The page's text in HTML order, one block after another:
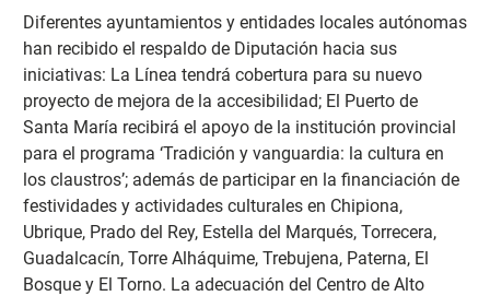
Diferentes ayuntamientos y entidades locales autónomas
han recibido el respaldo de Diputación hacia sus
iniciativas: La Línea tendrá cobertura para su nuevo
proyecto de mejora de la accesibilidad; El Puerto de
Santa María recibirá el apoyo de la institución provincial
para el programa ‘Tradición y vanguardia: la cultura en
los claustros’; además de participar en la financiación de
festividades y actividades culturales en Chipiona,
Ubrique, Prado del Rey, Estella del Marqués, Torrecera,
Guadalcacín, Torre Alháquime, Trebujena, Paterna, El
Bosque y El Torno. La adecuación del Centro de Alto